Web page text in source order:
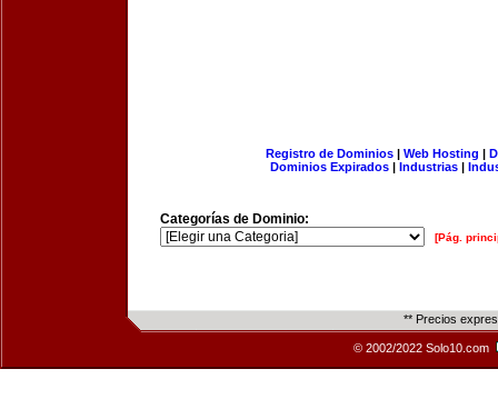
Registro de Dominios| Web Hosting |
Dominios Expirados | Industrias |
Categorías de Dominio:
[Pág.
** Precios
© 2002/2022 Solo10.com